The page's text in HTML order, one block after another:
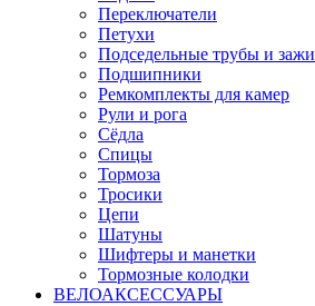
Переключатели
Петухи
Подседельные трубы и
Подшипники
Ремкомплекты для камер
Рули и рога
Сёдла
Спицы
Тормоза
Тросики
Цепи
Шатуны
Шифтеры и манетки
Тормозные колодки
ВЕЛОАКСЕССУАРЫ